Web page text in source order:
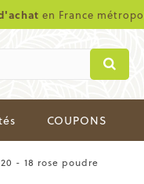
en France
COUPONS
- 18 rose poudre